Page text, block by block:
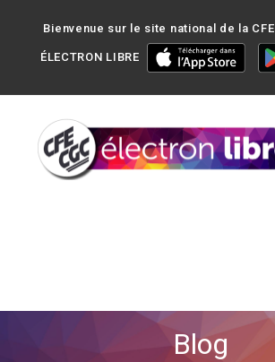
Bienvenue sur le site national de la CFE
ÉLECTRON LIBRE
Blog